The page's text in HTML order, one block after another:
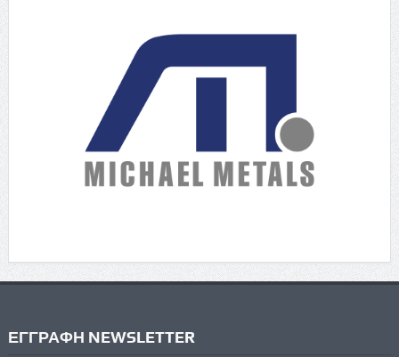
ΕΓΓΡΑΦΗ NEWSLETTER